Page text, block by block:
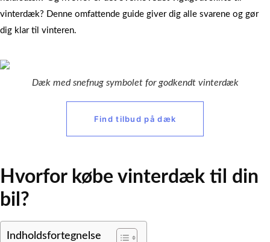
vinterdæk? Denne omfattende guide giver dig alle svarene og gør
dig klar til vinteren.
Dæk med snefnug symbolet for godkendt vinterdæk
Find tilbud på dæk
Hvorfor købe vinterdæk til din
bil?
Indholdsfortegnelse